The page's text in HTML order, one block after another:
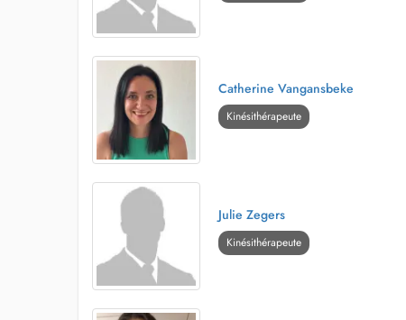
Catherine Vangansbeke
Kinésithérapeute
Julie Zegers
Kinésithérapeute